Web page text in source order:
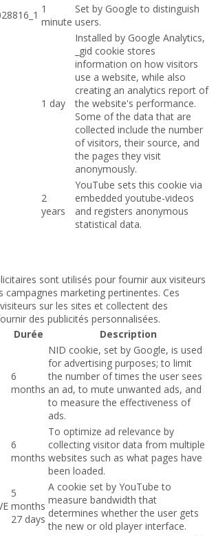
1
minute
Set by Google to distinguish
users.
1 day
Installed by Google Analytics,
_gid cookie stores
information on how visitors
use a website, while also
creating an analytics report of
the website's performance.
Some of the data that are
collected include the number
of visitors, their source, and
the pages they visit
anonymously.
2
years
YouTube sets this cookie via
embedded youtube-videos
and registers anonymous
statistical data.
sont utilisés pour fournir aux visiteurs
campagnes marketing pertinentes. Ces
sur les sites et collectent des
des publicités personnalisées.
Durée Description
6
months
NID cookie, set by Google, is used
for advertising purposes; to limit
the number of times the user sees
an ad, to mute unwanted ads, and
to measure the effectiveness of
ads.
6
months
To optimize ad relevance by
collecting visitor data from multiple
websites such as what pages have
been loaded.
5
months
27 days
A cookie set by YouTube to
measure bandwidth that
determines whether the user gets
the new or old player interface.